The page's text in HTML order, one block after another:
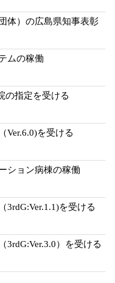
体）の広島県知事表彰
ムの稼働
の指定を受ける
Ver.6.0)を受ける
ション病棟の稼働
3rdG:Ver.1.1)を受ける
3rdG:Ver.3.0）を受ける